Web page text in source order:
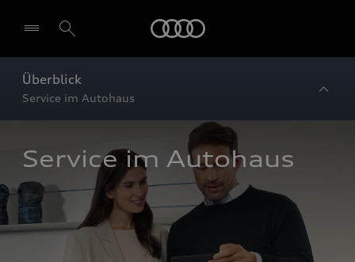
Überblick
Service im Autohaus
Service im Autohaus